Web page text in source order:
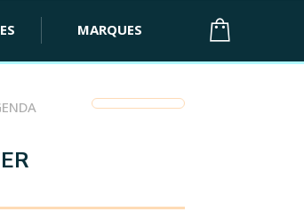
MARQUES